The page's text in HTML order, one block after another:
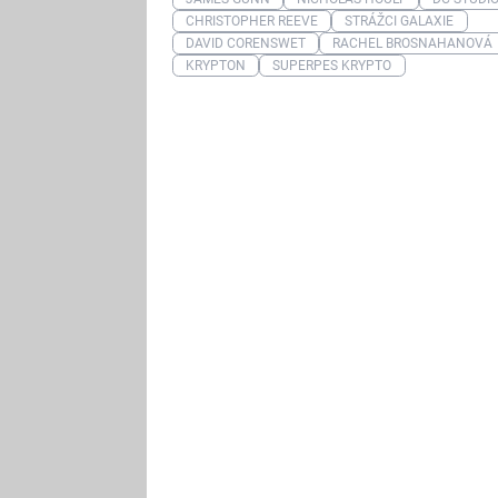
CHRISTOPHER REEVE
STRÁŽCI GALAXIE
DAVID CORENSWET
RACHEL BROSNAHANOVÁ
KRYPTON
SUPERPES KRYPTO